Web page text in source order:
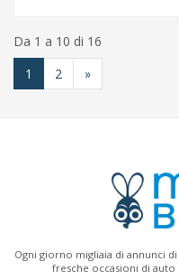
Da 1 a 10 di 16
1
2 »
Ogni giorno migliaia di annunci
fresche occasioni di auto